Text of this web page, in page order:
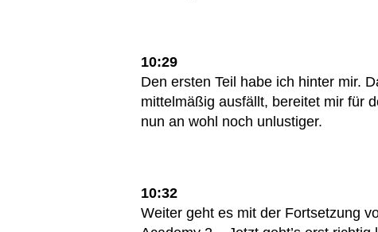
10:29
Den ersten Teil habe ich hinter mir.
mittelmäßig ausfällt, bereitet mir für
nun an wohl noch unlustiger.
10:32
Weiter geht es mit der Fortsetzung